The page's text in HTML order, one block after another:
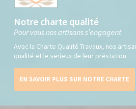
Notre charte qualité
Pour vous nos artisans s’engagent
Avec la Charte Qualité Travaux, nos
qualité et le serieux de leur préstation
EN SAVOIR PLUS SUR NOTRE CHARTE